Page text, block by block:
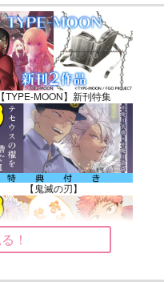
【TYPE-MOON】新刊特集
【鬼滅の刃】
！